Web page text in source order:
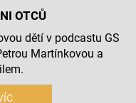
OTCŮ
dětí v podcastu GS
Martínkovou a